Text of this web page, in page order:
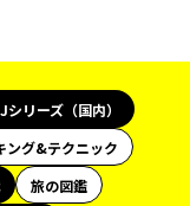
リーズ（国内）
ング&テクニック
旅の図鑑